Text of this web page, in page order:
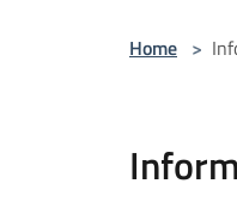
Home >